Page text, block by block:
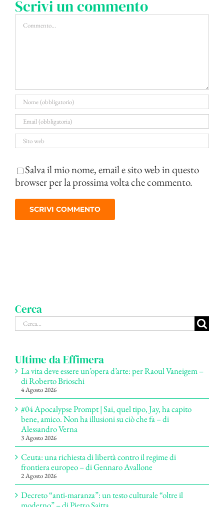
Scrivi un commento
Commento
Salva il mio nome, email e sito web in questo
browser per la prossima volta che commento.
Cerca
Cerca
per:
Ultime da Effimera
La vita deve essere un’opera d’arte: per Raoul Vaneigem –
di Roberto Brioschi
4 Agosto 2026
#04 Apocalypse Prompt | Sai, quel tipo, Jay, ha capito
bene, amico. Non ha illusioni su ciò che fa – di
Alessandro Verna
3 Agosto 2026
Ceuta: una richiesta di libertà contro il regime di
frontiera europeo – di Gennaro Avallone
2 Agosto 2026
Decreto “anti-maranza”: un testo culturale “oltre il
moderno” – di Pietro Saitta